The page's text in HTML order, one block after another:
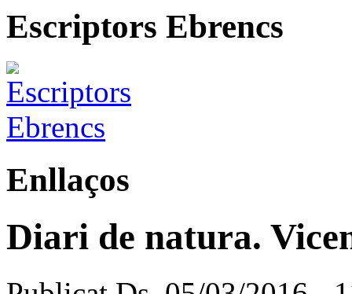
Escriptors Ebrencs
Enllaços
Diari de natura.